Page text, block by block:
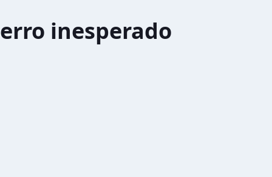
erro inesperado